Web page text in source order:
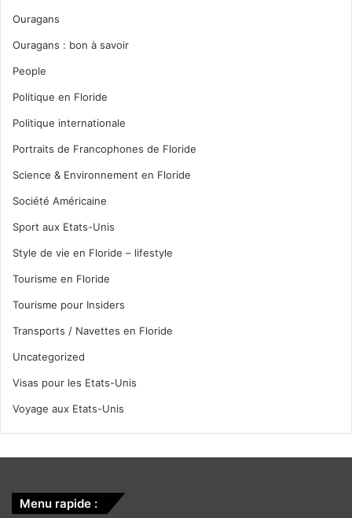
Ouragans
Ouragans : bon à savoir
People
Politique en Floride
Politique internationale
Portraits de Francophones de Floride
Science & Environnement en Floride
Société Américaine
Sport aux Etats-Unis
Style de vie en Floride – lifestyle
Tourisme en Floride
Tourisme pour Insiders
Transports / Navettes en Floride
Uncategorized
Visas pour les Etats-Unis
Voyage aux Etats-Unis
Menu rapide :